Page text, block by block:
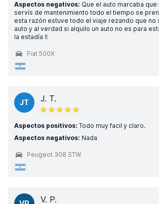
Aspectos negativos: Que el auto marcaba que
servís de mantenimiento todo el tiempo se
esta razón estuve todo el viaje rezando que no
auto y al verdad si alquilo un auto no es para
la estadía !!
Fiat 500X
JT J. T.
Aspectos positivos: Todo muy facil y claro.
Aspectos negativos: Nada
Peugeot 308 STW
V. P.